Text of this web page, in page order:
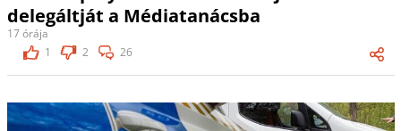
delegáltját a Médiatanácsba
17 órája
1
2 26